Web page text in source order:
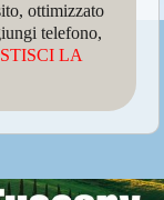
ottimizzato
telefono,
LA